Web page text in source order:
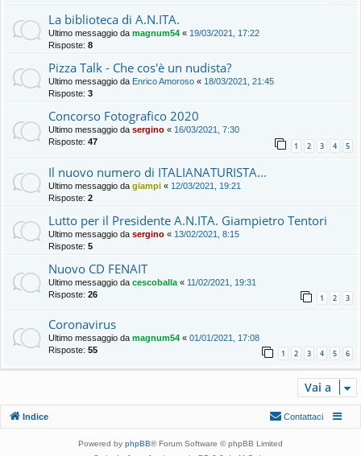
La biblioteca di A.N.ITA.
Ultimo messaggio da magnum54 « 19/03/2021, 17:22
Risposte: 8
Pizza Talk - Che cos'è un nudista?
Ultimo messaggio da Enrico Amoroso « 18/03/2021, 21:45
Risposte: 3
Concorso Fotografico 2020
Ultimo messaggio da sergino « 16/03/2021, 7:30
Risposte: 47 1 2 3 4 5
Il nuovo numero di ITALIANATURISTA...
Ultimo messaggio da giampi « 12/03/2021, 19:21
Risposte: 2
Lutto per il Presidente A.N.ITA. Giampietro Tentori
Ultimo messaggio da sergino « 13/02/2021, 8:15
Risposte: 5
Nuovo CD FENAIT
Ultimo messaggio da cescoballa « 11/02/2021, 19:31
Risposte: 26 1 2 3
Coronavirus
Ultimo messaggio da magnum54 « 01/01/2021, 17:08
Risposte: 55 1 2 3 4 5 6
Vai a
Indice Contattaci
Powered by phpBB® Forum Software © phpBB Limited